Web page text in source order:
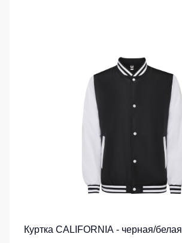
Куртка CALIFORNIA - черная/белая